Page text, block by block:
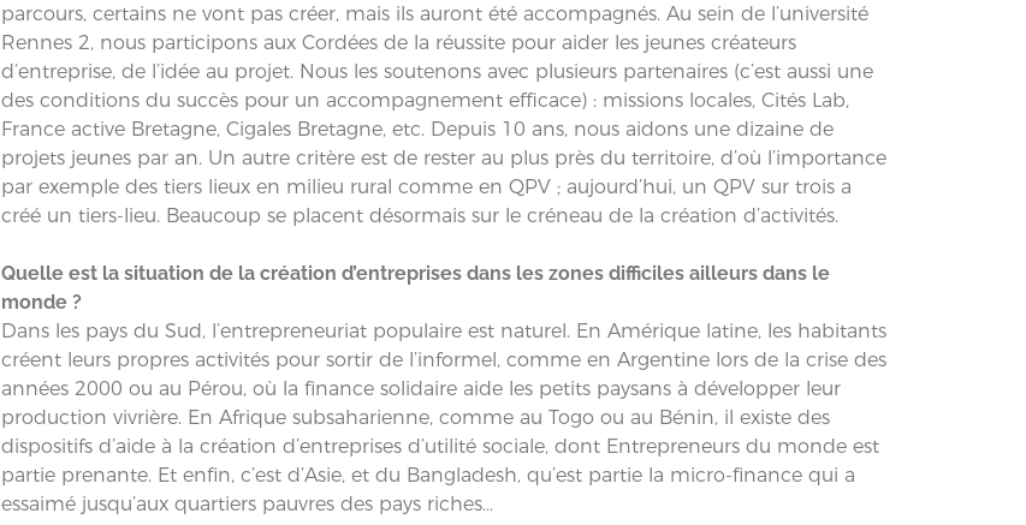
parcours, certains ne vont pas créer, mais ils auront été accompagnés. Au sein de l’université
Rennes 2, nous participons aux Cordées de la réussite pour aider les jeunes créateurs
d’entreprise, de l’idée au projet. Nous les soutenons avec plusieurs partenaires (c’est aussi une
des conditions du succès pour un accompagnement efficace) : missions locales, Cités Lab,
France active Bretagne, Cigales Bretagne, etc. Depuis 10 ans, nous aidons une dizaine de
projets jeunes par an. Un autre critère est de rester au plus près du territoire, d’où l’importance
par exemple des tiers lieux en milieu rural comme en QPV ; aujourd’hui, un QPV sur trois a
créé un tiers-lieu. Beaucoup se placent désormais sur le créneau de la création d’activités.
Quelle est la situation de la création d’entreprises dans les zones difficiles ailleurs dans le
monde ?
Dans les pays du Sud, l’entrepreneuriat populaire est naturel. En Amérique latine, les habitants
créent leurs propres activités pour sortir de l’informel, comme en Argentine lors de la crise des
années 2000 ou au Pérou, où la finance solidaire aide les petits paysans à développer leur
production vivrière. En Afrique subsaharienne, comme au Togo ou au Bénin, il existe des
dispositifs d’aide à la création d’entreprises d’utilité sociale, dont Entrepreneurs du monde est
partie prenante. Et enfin, c’est d’Asie, et du Bangladesh, qu’est partie la micro-finance qui a
essaimé jusqu’aux quartiers pauvres des pays riches…